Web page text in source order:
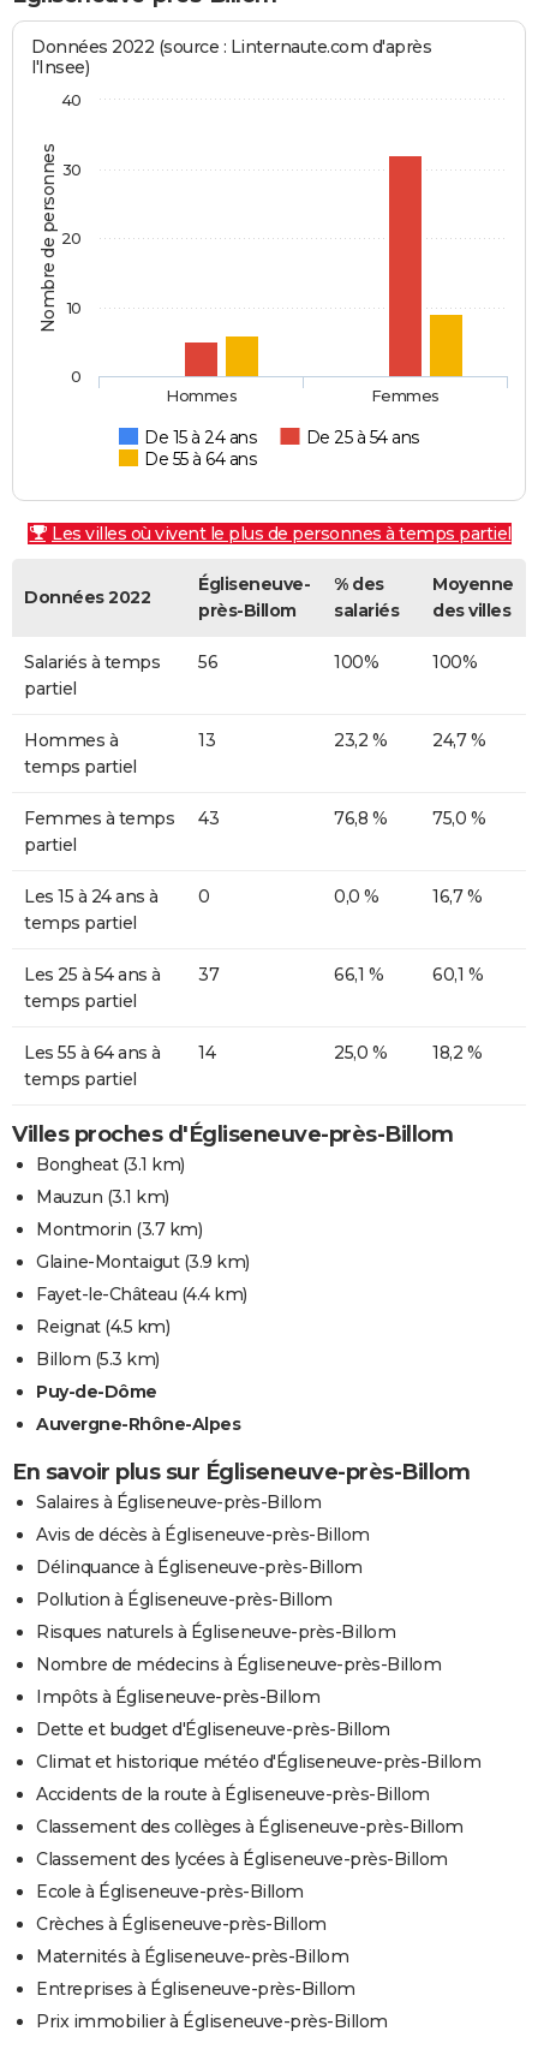
Nombre de personnes
Données 2022 (source : Linternaute.com d'après
l'Insee)
De 15 à 24 ans
De 25 à 54 ans
De 55 à 64 ans
Hommes Femmes
0
10
20
30
40
Les villes où vivent le plus de personnes à temps partiel
Données 2022
Égliseneuve-
près-Billom
% des
salariés
Moyenne
des villes
Salariés à temps
partiel
56 100% 100%
Hommes à
temps partiel
13 23,2 % 24,7 %
Femmes à temps
partiel
43 76,8 % 75,0 %
Les 15 à 24 ans à
temps partiel
0 0,0 % 16,7 %
Les 25 à 54 ans à
temps partiel
37 66,1 % 60,1 %
Les 55 à 64 ans à
temps partiel
14 25,0 % 18,2 %
Villes proches d'Égliseneuve-près-Billom
Bongheat(3.1 km)
Mauzun (3.1 km)
Montmorin (3.7 km)
Glaine-Montaigut(3.9 km)
Fayet-le-Château (4.4 km)
Reignat(4.5 km)
Billom (5.3 km)
Puy-de-Dôme
Auvergne-Rhône-Alpes
En savoir plus sur Égliseneuve-près-Billom
Salaires à Égliseneuve-près-Billom
Avis de décès à Égliseneuve-près-Billom
Délinquance à Égliseneuve-près-Billom
Pollution à Égliseneuve-près-Billom
Risques naturels à Égliseneuve-près-Billom
Nombre de médecins à Égliseneuve-près-Billom
Impôts à Égliseneuve-près-Billom
Dette et budget d'Égliseneuve-près-Billom
Climat et historique météo d'Égliseneuve-près-Billom
Accidents de la route à Égliseneuve-près-Billom
Classement des collèges à Égliseneuve-près-Billom
Classement des lycées à Égliseneuve-près-Billom
Ecole à Égliseneuve-près-Billom
Crèches à Égliseneuve-près-Billom
Maternités à Égliseneuve-près-Billom
Entreprises à Égliseneuve-près-Billom
Prix immobilier à Égliseneuve-près-Billom